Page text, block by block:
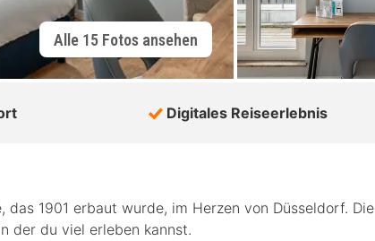
Alle 15 Fotos ansehen
Digitales Reiseerlebnis
1901 erbaut wurde, im Herzen von Düsseldorf. Die
der du viel erleben kannst.